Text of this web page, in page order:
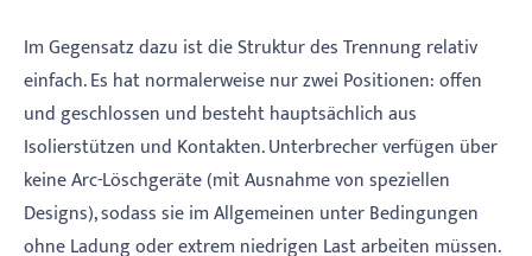
Im Gegensatz dazu ist die Struktur des Trennung relativ
einfach. Es hat normalerweise nur zwei Positionen: offen
und geschlossen und besteht hauptsächlich aus
Isolierstützen und Kontakten. Unterbrecher verfügen über
keine Arc-Löschgeräte (mit Ausnahme von speziellen
Designs), sodass sie im Allgemeinen unter Bedingungen
ohne Ladung oder extrem niedrigen Last arbeiten müssen.